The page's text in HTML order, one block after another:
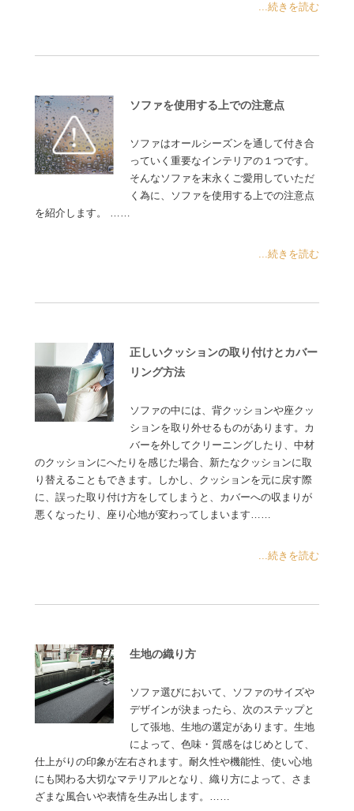
...続きを読む
ソファを使用する上での注意点
ソファはオールシーズンを通して付き合
っていく重要なインテリアの１つです。
そんなソファを末永くご愛用していただ
く為に、ソファを使用する上での注意点
を紹介します。 ……
...続きを読む
正しいクッションの取り付けとカバー
リング方法
ソファの中には、背クッションや座クッ
ションを取り外せるものがあります。カ
バーを外してクリーニングしたり、中材
のクッションにへたりを感じた場合、新たなクッションに取
り替えることもできます。しかし、クッションを元に戻す際
に、誤った取り付け方をしてしまうと、カバーへの収まりが
悪くなったり、座り心地が変わってしまいます……
...続きを読む
生地の織り方
ソファ選びにおいて、ソファのサイズや
デザインが決まったら、次のステップと
して張地、生地の選定があります。生地
によって、色味・質感をはじめとして、
仕上がりの印象が左右されます。耐久性や機能性、使い心地
にも関わる大切なマテリアルとなり、織り方によって、さま
ざまな風合いや表情を生み出します。……